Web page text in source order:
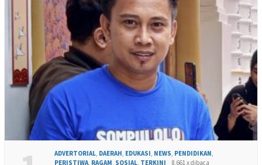
ADVERTORIAL, DAERAH, EDUKASI, NEWS, PENDIDIKAN,
PERISTIWA, RAGAM, SOSIAL, TERKINI 8,661 x dibaca